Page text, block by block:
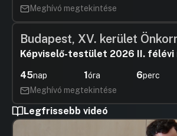
Meghívó megtekintése
Budapest, XV. kerület
Képviselő-testület 2026 II. félévi
45nap 1óra 6perc
Meghívó megtekintése
Legfrissebb videó